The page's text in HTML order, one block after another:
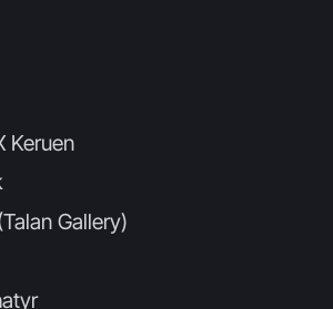
Keruen
Gallery)